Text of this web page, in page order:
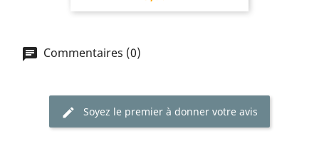
Commentaires (0)
Soyez le premier à donner votre avis